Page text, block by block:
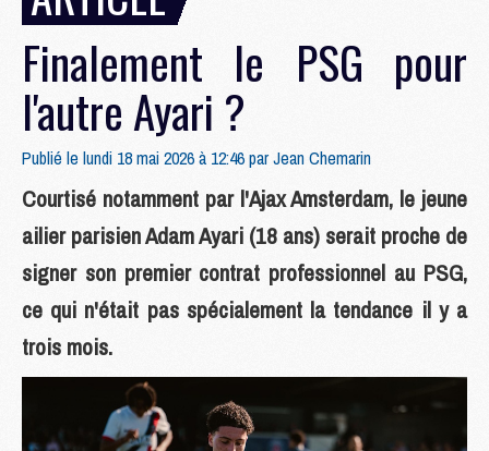
Finalement le PSG pour
l'autre Ayari ?
Publié le lundi 18 mai 2026 à 12:46 parJean Chemarin
Courtisé notamment par l'Ajax Amsterdam, le jeune
ailier parisien Adam Ayari (18 ans) serait proche de
signer son premier contrat professionnel au PSG,
ce qui n'était pas spécialement la tendance il y a
trois mois.